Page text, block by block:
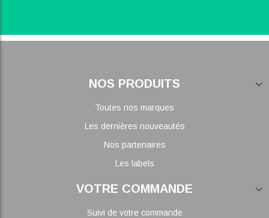
NOS PRODUITS
Toutes nos marques
Les dernières nouveautés
Nos partenaires
Les labels
VOTRE COMMANDE
Suivi de votre commande